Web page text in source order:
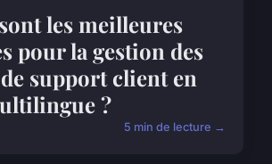
les meilleures
pour la gestion des
support client en
?
5 min de lecture →